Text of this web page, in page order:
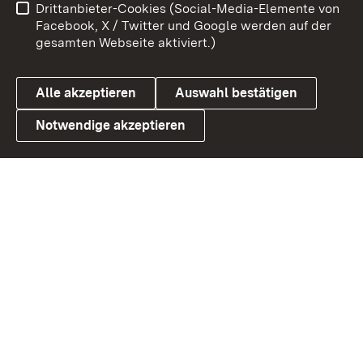
Link zum Landesportal
Benutzungshinweise
Barrierefreiheit
Datenschutz
Cookies
Drittanbieter-Cookies (Social-Media-Elemente von
Facebook, X / Twitter und Google werden auf der
gesamten Webseite aktiviert.)
Alle akzeptieren Auswahl bestätigen
Notwendige akzeptieren